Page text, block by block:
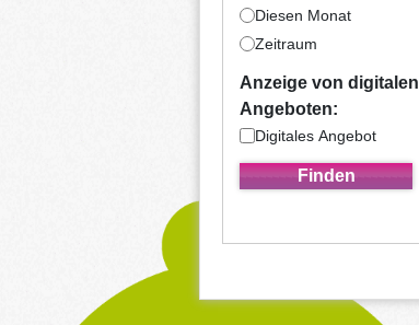
Diesen Monat
Zeitraum
Anzeige von digitalen
Angeboten:
Digitales Angebot